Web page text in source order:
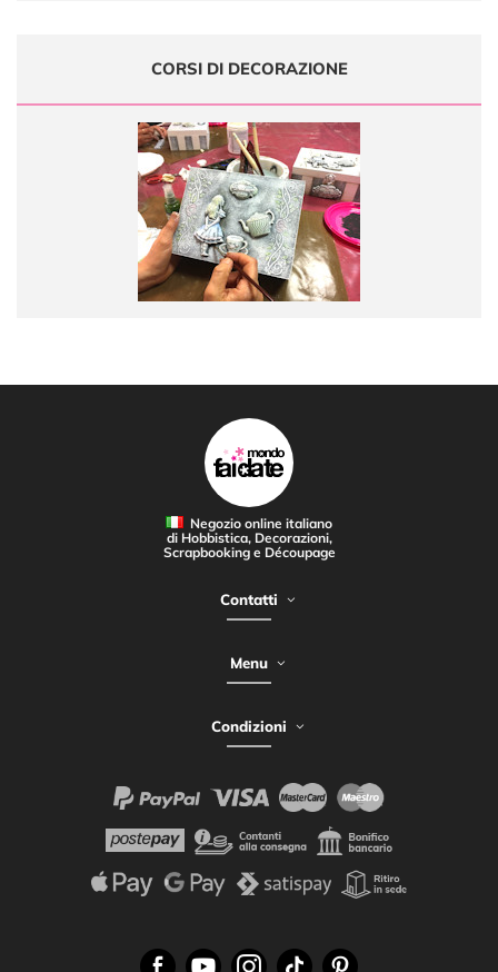
CORSI DI DECORAZIONE
Negozio online italiano
di Hobbistica, Decorazioni,
Scrapbooking e Découpage
Contatti
Menu
Condizioni